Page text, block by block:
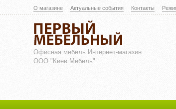
О магазине Актуальные события Контакты
Офисная мебель. Интернет-магазин.
ООО "Киев Мебель"